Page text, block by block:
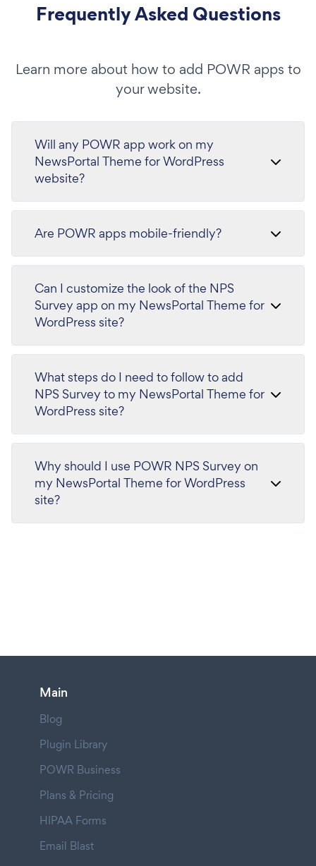
Frequently Asked Questions
Learn more about how to add POWR apps to
your website.
Will any POWR app work on my
NewsPortal Theme for WordPress
website?
Are POWR apps mobile-friendly?
Can I customize the look of the NPS
Survey app on my NewsPortal Theme for
WordPress site?
What steps do I need to follow to add
NPS Survey to my NewsPortal Theme for
WordPress site?
Why should I use POWR NPS Survey on
my NewsPortal Theme for WordPress
site?
Main
Blog
Plugin Library
POWR Business
Plans & Pricing
HIPAA Forms
Email Blast